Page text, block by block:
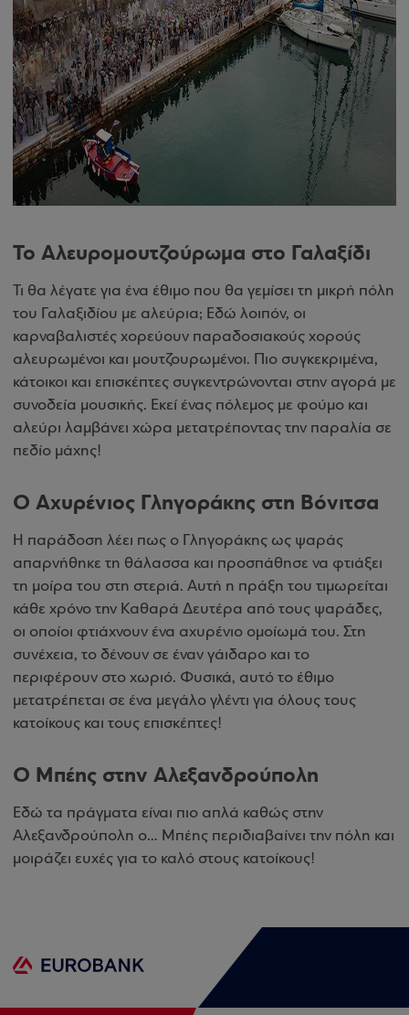
Το Αλευρομουτζούρωμα στο Γαλαξίδι
Τι θα λέγατε για ένα έθιμο που θα γεμίσει τη μικρή πόλη
του Γαλαξιδίου με αλεύρια; Εδώ λοιπόν, οι
καρναβαλιστές χορεύουν παραδοσιακούς χορούς
αλευρωμένοι και μουτζουρωμένοι. Πιο συγκεκριμένα,
κάτοικοι και επισκέπτες συγκεντρώνονται στην αγορά με
συνοδεία μουσικής. Εκεί ένας πόλεμος με φούμο και
αλεύρι λαμβάνει χώρα μετατρέποντας την παραλία σε
πεδίο μάχης!
Ο Αχυρένιος Γληγοράκης στη Βόνιτσα
Η παράδοση λέει πως ο Γληγοράκης ως ψαράς
απαρνήθηκε τη θάλασσα και προσπάθησε να φτιάξει
τη μοίρα του στη στεριά. Αυτή η πράξη του τιμωρείται
κάθε χρόνο την Καθαρά Δευτέρα από τους ψαράδες,
οι οποίοι φτιάχνουν ένα αχυρένιο ομοίωμά του. Στη
συνέχεια, το δένουν σε έναν γάιδαρο και το
περιφέρουν στο χωριό. Φυσικά, αυτό το έθιμο
μετατρέπεται σε ένα μεγάλο γλέντι για όλους τους
κατοίκους και τους επισκέπτες!
Ο Μπέης στην Αλεξανδρούπολη
Εδώ τα πράγματα είναι πιο απλά καθώς στην
Αλεξανδρούπολη ο… Μπέης περιδιαβαίνει την πόλη και
μοιράζει ευχές για το καλό στους κατοίκους!